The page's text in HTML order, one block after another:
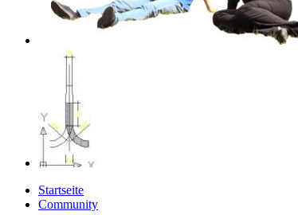
Startseite
Community